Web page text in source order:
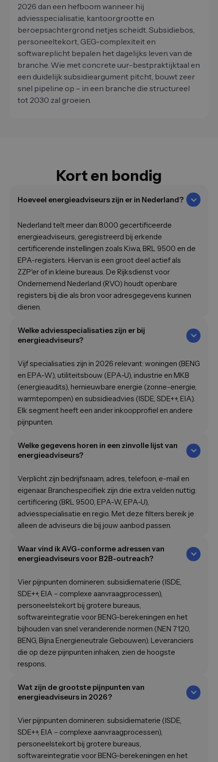
2026 dan een hefboom wanneer hij
adviesspecialisatie, kantoorgrootte en
beroepsachtergrond netjes scheidt. Subsidiebos,
personeeltekort, GEG-complexiteit en
softwareplicht bepalen het dagelijks leven van de
branche. Wie met concrete uur-bestpraktijktaal en
een duidelijk subsidieargument pitcht, bouwt zeer
snel pipeline op – in een branche die structureel
tot 2030 zal groeien.
Kort en bondig
Hoeveel energieadviseurs zijn er in Nederland?
Nederland telt meer dan 8.000 gecertificeerde
energieadviseurs, geregistreerd bij erkende
certificerende instellingen zoals Kiwa, BRL 9500 en de
EPA-registers. Hiervan is een groot deel actief als
ZZP'er of in kleine bureaus. De Rijksdienst voor
Ondernemend Nederland (RVO) houdt openbare
registers bij die als bron voor adresgegevens kunnen
dienen.
Welke adviesspecialisaties zijn er bij
energieadviseurs?
Vijf specialisaties zijn in 2026 relevant: woningen (BENG
en EPA-W), utiliteitsbouw (EPA-U), industrie en MKB
(energieaudits), hernieuwbare energie (zonne-energie,
warmtepompen) en subsidieadvies (ISDE, SDE++, EIA).
Elk segment heeft een ander inkoopprofiel en andere
pijnpunten.
Welke gegevens horen in een zinvolle lijst van
energieadviseurs?
Verplicht zijn bedrijfsnaam, adres, telefoon, e-mail en
eigenaar. Branchespecifiek zijn drie extra velden nuttig:
certificering (BRL 9500, EPA-W, EPA-U),
adviesspecialisatie en regio. Met deze filters bereik je
alleen de adviseurs die bij jouw aanbod passen.
Waar vind ik AVG-conforme adressen van
energieadviseurs voor B2B-outreach?
Vier pijnpunten domineren: subsidiematerie (ISDE,
SDE++, EIA – complexe aanvraagprocessen),
personeelstekort bij grotere bureaus,
softwareintegratie voor BENG-berekeningen en het
bijhouden van snel veranderende normen (NEN 7120,
BENG, Bijna Energieneutrale Gebouwen). Leveranciers
die op deze pijnpunten inhaken, zien de hoogste
respons.
Wat zijn de grootste pijnpunten van
energieadviseurs in 2026?
Vier pijnpunten domineren: subsidiematerie (ISDE,
SDE++, EIA – complexe aanvraagprocessen),
personeelstekort bij grotere bureaus,
softwareintegratie voor BENG-berekeningen en het